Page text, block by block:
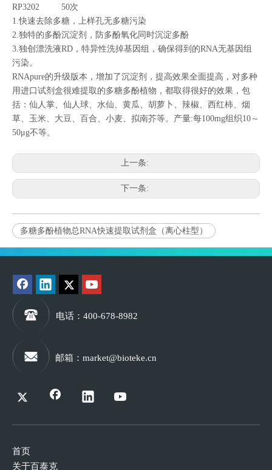
RP3202 50次
1.快速去除多糖，上样孔无多糖污染
2.独特的多酚沉淀剂，防多酚氧化同时沉淀多酚
3.独创漂洗液RD，特异性洗掉基因组，确保得到的RNA无基因组
污染。
RNApure的升级版本，增加了沉淀剂，提高效果全面提高，对多种
用进口试剂盒很难提取的多糖多酚植物，都取得很好的效果，包
括：仙人掌、仙人球、水仙、黄瓜、胡萝卜、辣椒、西红柿、烟
草、玉米、大豆、百合、小麦、拟南芥等。产量:每100mg组织10～
50μg不等。
上一条:
下一条:
多糖多酚植物总RNA快速提取试剂盒（离心柱型）
电话 ：400-678-8982
邮箱 ： market@bioteke.cn
首页
关于百泰克